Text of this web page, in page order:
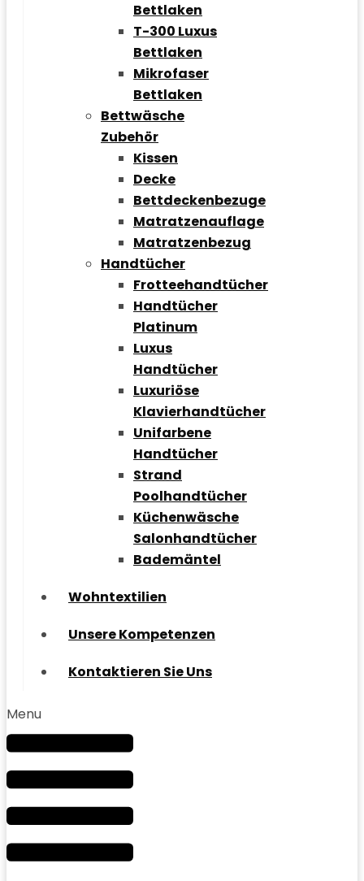
Bettlaken
T-300 Luxus
Bettlaken
Mikrofaser
Bettlaken
Bettwäsche
Zubehör
Kissen
Decke
Bettdeckenbezuge
Matratzenauflage
Matratzenbezug
Handtücher
Frotteehandtücher
Handtücher
Platinum
Luxus
Handtücher
Luxuriöse
Klavierhandtücher
Unifarbene
Handtücher
Strand
Poolhandtücher
Küchenwäsche
Salonhandtücher
Bademäntel
Wohntextilien
Unsere Kompetenzen
Kontaktieren Sie Uns
Menu